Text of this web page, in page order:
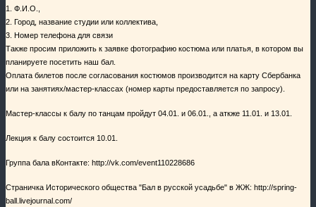
1. Ф.И.О.,
2. Город, название студии или коллектива,
3. Номер телефона для связи
Также просим приложить к заявке фотографию костюма или платья, в котором вы
планируете посетить наш бал.
Оплата билетов после согласования костюмов производится на карту Сбербанка
или на занятиях/мастер-классах (номер карты предоставляется по запросу).
Мастер-классы к балу по танцам пройдут 04.01. и 06.01., а аткже 11.01. и 13.01.
Лекция к балу состоится 10.01.
Группа бала вКонтакте: http://vk.com/event110228686
Страничка Исторического общества "Бал в русской усадьбе" в ЖЖ: http://spring-
ball.livejournal.com/